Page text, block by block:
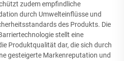
zudem empfindliche
durch Umwelteinflüsse und
des Produkts. Die
stellt eine
Produktqualität dar, die sich durch
gesteigerte Markenreputation und